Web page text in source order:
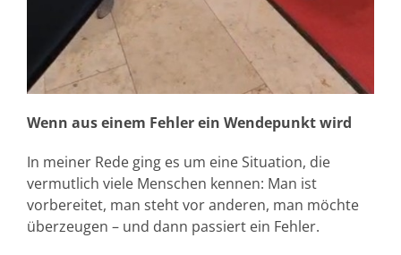
Wenn aus einem Fehler ein Wendepunkt wird
In meiner Rede ging es um eine Situation, die
vermutlich viele Menschen kennen: Man ist
vorbereitet, man steht vor anderen, man möchte
überzeugen – und dann passiert ein Fehler.